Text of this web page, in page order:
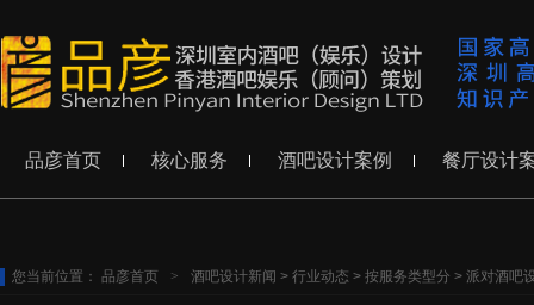
品彦首页 核心服务 酒吧设计案例 餐厅设计
您当前位置： 品彦首页 > 酒吧设计新闻 > 行业动态 > 按服务类型分 > 派对酒吧